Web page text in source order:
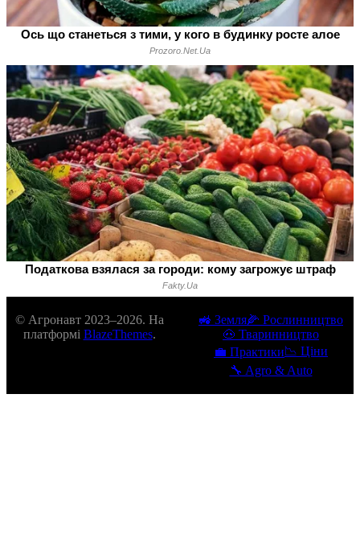
© Агронавт 2023–2026. На
платформі BlazeThemes.
🚜 Земля🌽 Рослинництво
🐽 Тваринництво
💼 Практики📉 Ціни
🔧 Agro & Auto